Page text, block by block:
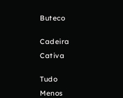
Buteco
Cadeira
Cativa
Tudo
Menos